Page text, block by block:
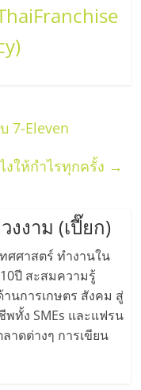
7-Eleven
ให้กำไรทุกครั้ง →
งาม (เปี๊ยก)
ศศาสตร์ ทำงานใน
ปี สะสมความรู้
นการเกษตร สังคม สู่
พทั้ง SMEs และแฟรน
าดต่างๆ การเขียน